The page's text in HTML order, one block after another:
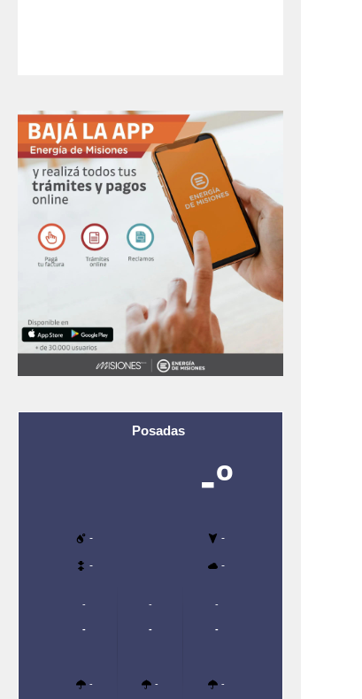
Posadas
-º
- -
- -
-
-
-
-
-
-
-
-
-